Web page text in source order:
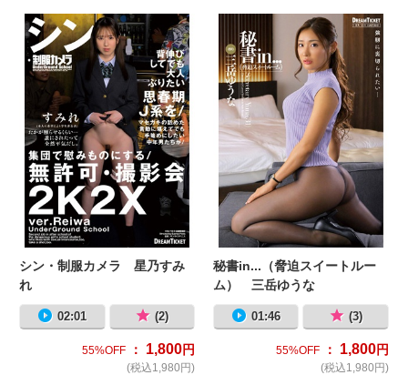
シン・制服カメラ 星乃すみれ
シン・制服カメラ 星乃すみ
れ
02:01 (2)
55%OFF ： 1,800円
(税込1,980円)
秘書in...（脅迫スイートルー
ム） 三岳ゆうな
01:46 (3)
55%OFF： 1,800円
(税込1,980円)